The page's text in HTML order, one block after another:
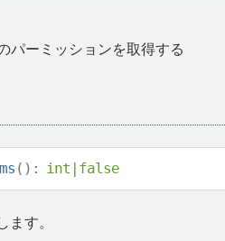
パーミッションを取得する
(): int | false
ます。